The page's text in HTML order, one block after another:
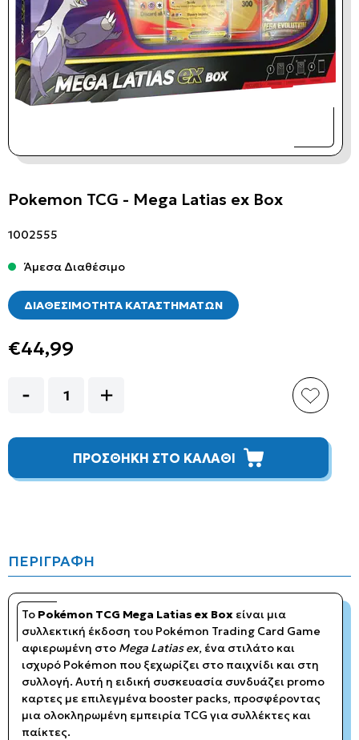
Pokemon TCG - Mega Latias ex Box
1002555
Άμεσα Διαθέσιμο
ΔΙΑΘΕΣΙΜΟΤΗΤΑ ΚΑΤΑΣΤΗΜΑΤΩΝ
€44,99
ΠΡΟΣΘΗΚΗ ΣΤΟ ΚΑΛΑΘΙ
ΠΕΡΙΓΡΑΦΗ
Το Pokémon TCG Mega Latias ex Box είναι μια
συλλεκτική έκδοση του Pokémon Trading Card Game
αφιερωμένη στο Mega Latias ex, ένα στιλάτο και
ισχυρό Pokémon που ξεχωρίζει στο παιχνίδι και στη
συλλογή. Αυτή η ειδική συσκευασία συνδυάζει promo
καρτες με επιλεγμένα booster packs, προσφέροντας
μια ολοκληρωμένη εμπειρία TCG για συλλέκτες και
παίκτες.